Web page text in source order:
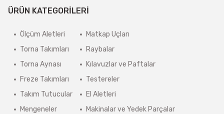
ÜRÜN KATEGORİLERİ
Ölçüm Aletleri
Torna Takımları
Torna Aynası
Freze Takımları
Takım Tutucular
Mengeneler
Matkap Uçları
Raybalar
Kılavuzlar ve Paftalar
Testereler
El Aletleri
Makinalar ve Yedek Parçalar